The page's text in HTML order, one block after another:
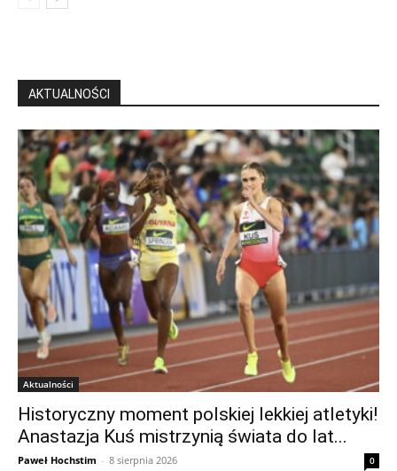
AKTUALNOŚCI
Aktualności
Historyczny moment polskiej lekkiej atletyki!
Anastazja Kuś mistrzynią świata do lat...
Paweł Hochstim - 8 sierpnia 2026 0